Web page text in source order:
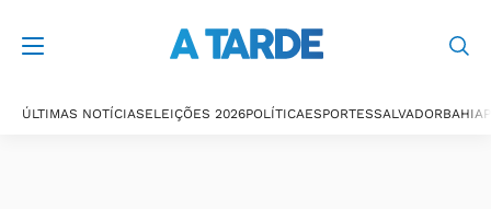
ÚLTIMAS NOTÍCIASELEIÇÕES 2026POLÍTICAESPORTESSALVADORBAHIA